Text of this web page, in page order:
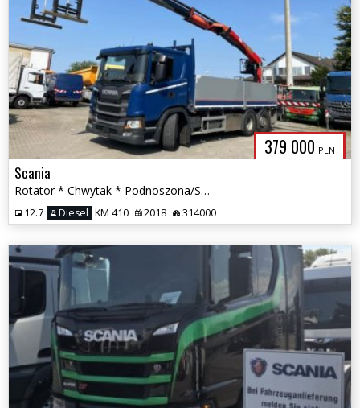
379 000 PLN
Scania
Rotator * Chwytak * Podnoszona/Skrętna Oś *
12.7 Diesel KM 410 2018 314000